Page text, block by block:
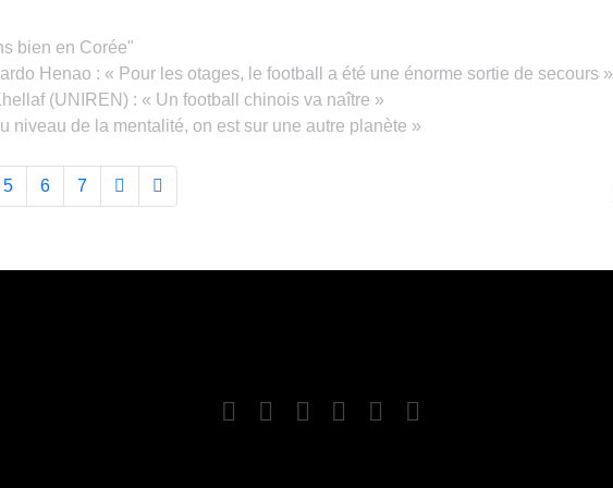
bien en Corée"
Henao : « Pour les otages, le football a été une énorme sortie de secours »
(UNIREN) : « Un football chinois va naître »
niveau de la mentalité, on est sur une autre planète »
5 6 7